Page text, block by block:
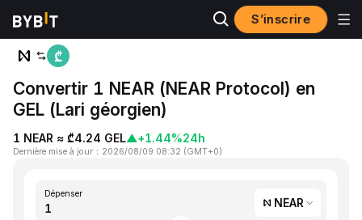
S’inscrire
Accueil
Convertir 1 NEAR (NEAR Protocol) en
GEL (Lari géorgien)
1 NEAR ≈ ₾4.24 GEL▲+1.44%24h
Dernière mise à jour ： 2026/08/09 08:32 (GMT+0)
Dépenser
NEAR